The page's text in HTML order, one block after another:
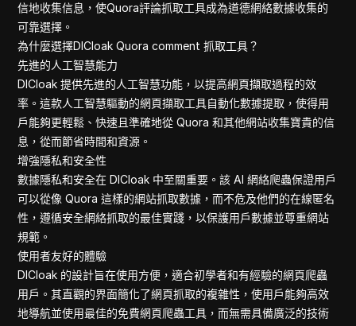
信地收集信息，使Quora評論抓取工具成為道德網絡數據收集的
可靠選擇。
為什麼選擇DICloak Quora comment 抓取工具？
先進的人工智慧能力
DICloak 提供先進的人工智慧功能，以提高網頁擷取過程的效
率。這款人工智慧驅動的網頁擷取工具自動化數據提取，使得用
戶能夠更輕鬆、快速且準確地從 Quora 和其他網站收集寶貴的信
息，從而節省時間和資源。
增強隱私和安全性
數據隱私和安全在 DICloak 中至關重要。該 AI 網絡爬蟲保證用戶
可以從像 Quora 這樣的網站抓取數據，而不危及他們的在線匿名
性，遵循安全網絡抓取的最佳實踐，以保護用戶數據並尊重網站
規範。
使用者友好的體驗
DICloak 的設計旨在使用方便，適合初學者和有經驗的網頁爬蟲
用戶。其直觀的界面簡化了網頁抓取的複雜性，使用戶能夠高效
地導航並使用最佳的免費網頁爬蟲工具，而無需具備廣泛的技術